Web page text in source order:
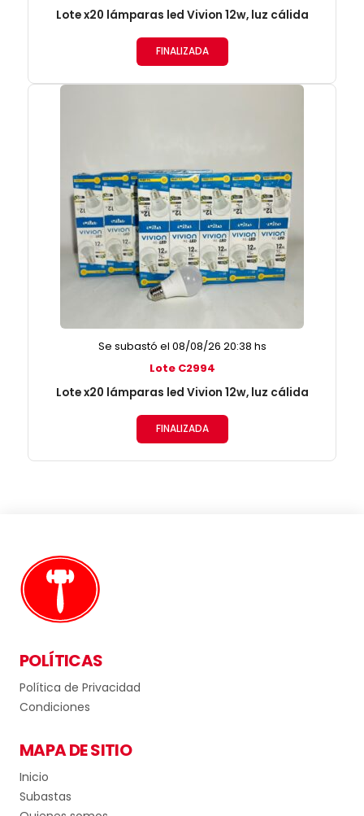
Lote x20 lámparas led Vivion 12w, luz cálida
FINALIZADA
Se subastó el 08/08/26 20:38 hs
Lote C2994
Lote x20 lámparas led Vivion 12w, luz cálida
FINALIZADA
POLÍTICAS
Política de Privacidad
Condiciones
MAPA DE SITIO
Inicio
Subastas